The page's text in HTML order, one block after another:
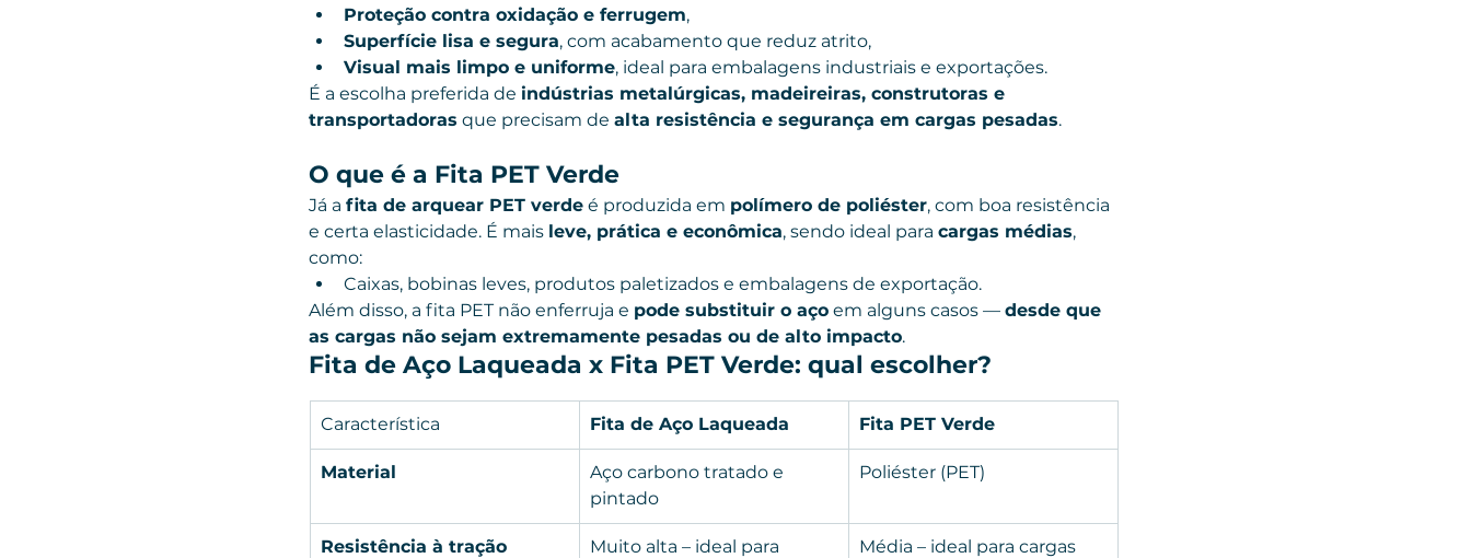
Proteção contra oxidação e ferrugem,
Superfície lisa e segura, com acabamento que reduz atrito,
Visual mais limpo e uniforme, ideal para embalagens industriais e exportações.
É a escolha preferida de indústrias metalúrgicas, madeireiras, construtoras e
transportadoras que precisam de alta resistência e segurança em cargas pesadas.
O que é a Fita PET Verde
Já a fita de arquear PET verde é produzida em polímero de poliéster, com boa resistência
e certa elasticidade. É mais leve, prática e econômica, sendo ideal para cargas médias,
como:
Caixas, bobinas leves, produtos paletizados e embalagens de exportação.
Além disso, a fita PET não enferruja e pode substituir o aço em alguns casos — desde que
as cargas não sejam extremamente pesadas ou de alto impacto.
Fita de Aço Laqueada x Fita PET Verde: qual escolher?
Característica Fita de Aço Laqueada Fita PET Verde
Material
Aço carbono tratado e
pintado
Poliéster (PET)
Resistência à tração
Muito alta – ideal para
Média – ideal para cargas